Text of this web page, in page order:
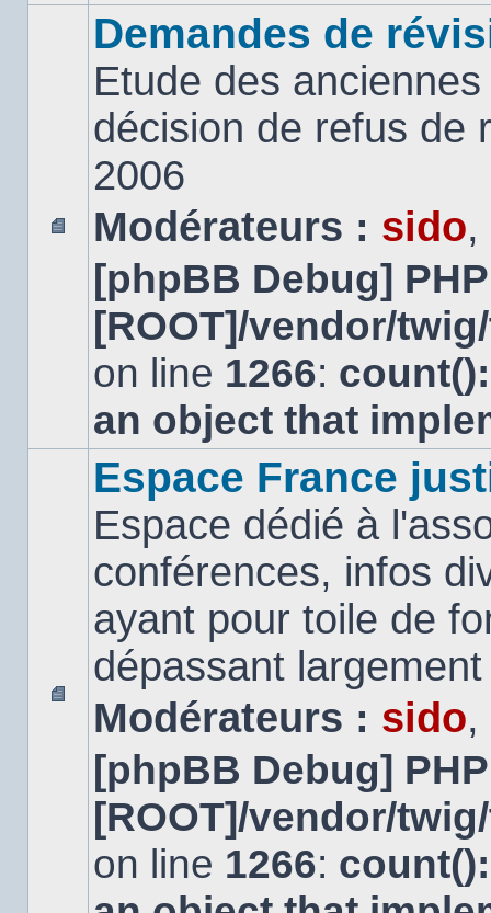
message
lu
Demandes de
Etude des
décision de refus de
2006
Modérateurs : sido,
[phpBB Debug]
[ROOT]/vendor/
on line 1266:
an object that
Aucun
message
non
Espace France
Espace dédié à
conférences, infos
ayant pour toile de
dépassant
Modérateurs : sido,
[phpBB Debug]
[ROOT]/vendor/
on line 1266: